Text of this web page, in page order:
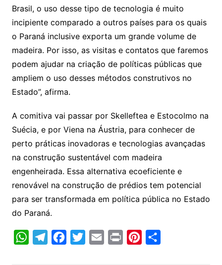
Brasil, o uso desse tipo de tecnologia é muito
incipiente comparado a outros países para os quais
o Paraná inclusive exporta um grande volume de
madeira. Por isso, as visitas e contatos que faremos
podem ajudar na criação de políticas públicas que
ampliem o uso desses métodos construtivos no
Estado”, afirma.
A comitiva vai passar por Skelleftea e Estocolmo na
Suécia, e por Viena na Áustria, para conhecer de
perto práticas inovadoras e tecnologias avançadas
na construção sustentável com madeira
engenheirada. Essa alternativa ecoeficiente e
renovável na construção de prédios tem potencial
para ser transformada em política pública no Estado
do Paraná.
W